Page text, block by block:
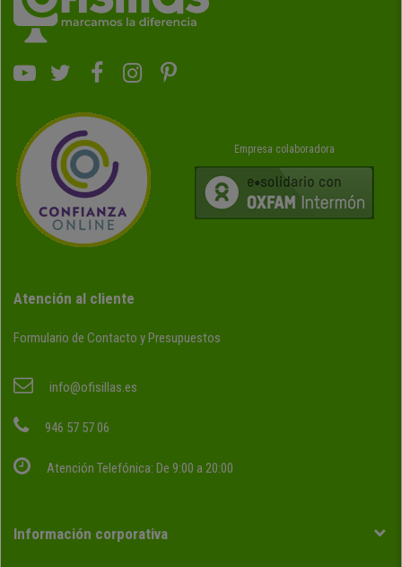
Empresa colaboradora
Atención al cliente
Formulario de Contacto y Presupuestos
info@ofisillas.es
946 57 57 06
Atención Telefónica: De 9:00 a 20:00
Información corporativa